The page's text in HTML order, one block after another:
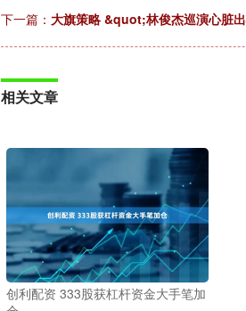
下一篇： 大旗策略 &quot;林俊杰巡演心脏
相关文章
创利配资 333股获杠杆资金大手笔加